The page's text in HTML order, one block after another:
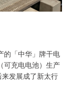
的「中华」牌干电
可充电电池）生产
发展成了新太行